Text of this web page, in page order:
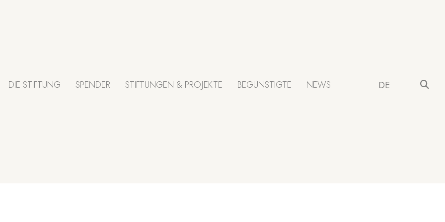
DIE STIFTUNG SPENDER STIFTUNGEN & PROJEKTE BEGÜNSTIGTE NEWS DE